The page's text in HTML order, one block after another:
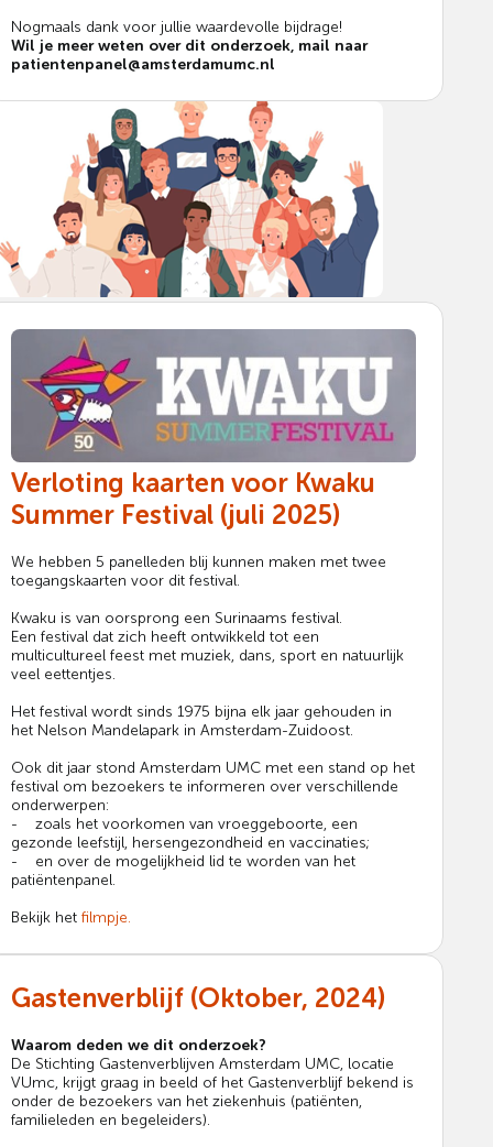
Nogmaals dank voor jullie waardevolle bijdrage!
Wil je meer weten over dit onderzoek, mail naar
patientenpanel@amsterdamumc.nl
Verloting kaarten voor Kwaku
Summer Festival (juli 2025)
We hebben 5 panelleden blij kunnen maken met twee
toegangskaarten voor dit festival.
Kwaku is van oorsprong een Surinaams festival.
Een festival dat zich heeft ontwikkeld tot een
multicultureel feest met muziek, dans, sport en natuurlijk
veel eettentjes.
Het festival wordt sinds 1975 bijna elk jaar gehouden in
het Nelson Mandelapark in Amsterdam-Zuidoost.
Ook dit jaar stond Amsterdam UMC met een stand op het
festival om bezoekers te informeren over verschillende
onderwerpen:
- zoals het voorkomen van vroeggeboorte, een
gezonde leefstijl, hersengezondheid en vaccinaties;
- en over de mogelijkheid lid te worden van het
patiëntenpanel.
Bekijk het filmpje.
Gastenverblijf (Oktober, 2024)
Waarom deden we dit onderzoek?
De Stichting Gastenverblijven Amsterdam UMC, locatie
VUmc, krijgt graag in beeld of het Gastenverblijf bekend is
onder de bezoekers van het ziekenhuis (patiënten,
familieleden en begeleiders).